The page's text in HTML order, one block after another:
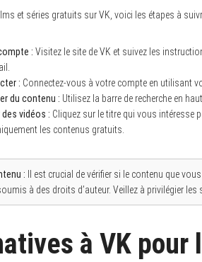
et séries gratuits sur VK, voici les étapes à
: Visitez le site de VK et suivez les
: Connectez-vous à votre compte en utilisant
du contenu : Utilisez la barre de recherche en
vidéos : Cliquez sur le titre qui vous intéresse
les contenus gratuits.
: Il est crucial de vérifier si le contenu que
à des droits d’auteur. Veillez à privilégier
à VK